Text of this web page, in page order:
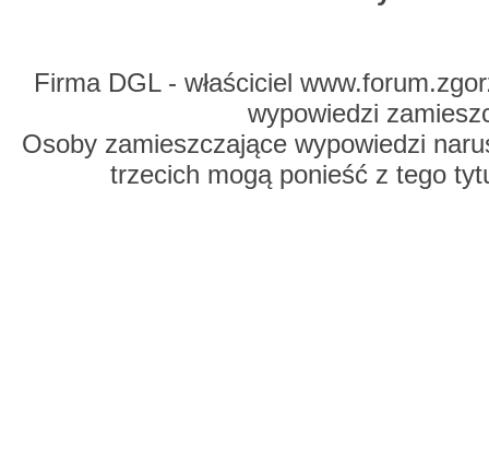
Firma DGL - właściciel
wypowiedzi
Osoby zamieszczające wypowiedzi
trzecich mogą ponieść z tego